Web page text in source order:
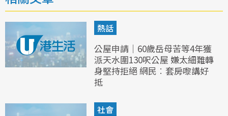
熱話
公屋申請｜60歲岳母苦等4年獲
派天水圍130呎公屋 嫌太細難轉
身堅持拒絕 網民︰套房嚟講好
抵
社會